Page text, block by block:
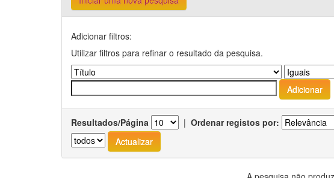
Adicionar filtros:
Utilizar filtros para refinar o resultado da pesquisa.
Resultados/Página | Ordenar registos por: